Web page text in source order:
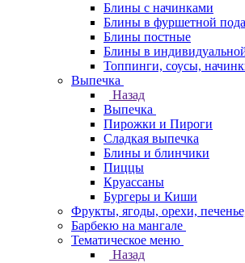
Блины с начинками
Блины в фуршетной
Блины постные
Блины в
Топпинги, соусы,
Выпечка
Назад
Выпечка
Пирожки и Пироги
Сладкая выпечка
Блины и блинчики
Пиццы
Круасcаны
Бургеры и Киши
Фрукты, ягоды, орехи,
Барбекю на мангале
Тематическое меню
Назад